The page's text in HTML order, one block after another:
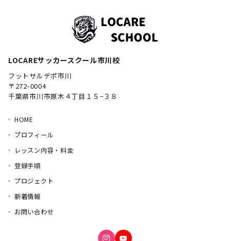
LOCAREサッカースクール市川校
フットサルデポ市川
〒272-0004
千葉県市川市原木４丁目１５−３８
HOME
プロフィール
レッスン内容・料金
登録手順
プロジェクト
新着情報
お問い合わせ